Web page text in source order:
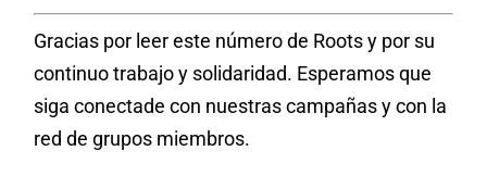
Gracias por leer este número de Roots y por su
continuo trabajo y solidaridad. Esperamos que
siga conectade con nuestras campañas y con la
red de grupos miembros.